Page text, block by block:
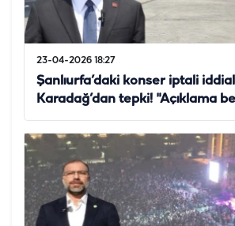
23-04-2026 18:27
Şanlıurfa’daki konser iptali
Karadağ’dan tepki! "Açıklama